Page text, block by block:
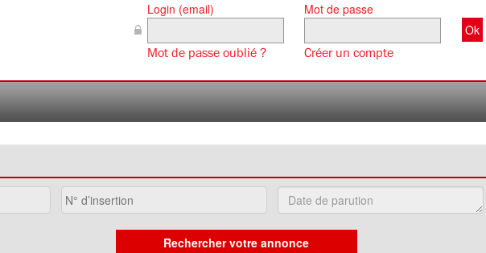
Login (email) Mot de passe
Mot de passe oublié ? Créer un compte